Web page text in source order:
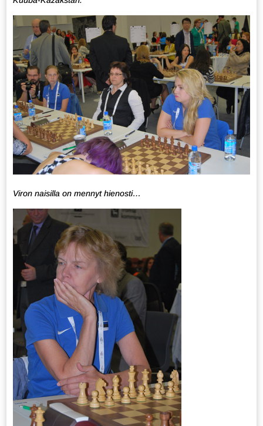
Viron naisilla on mennyt hienosti…